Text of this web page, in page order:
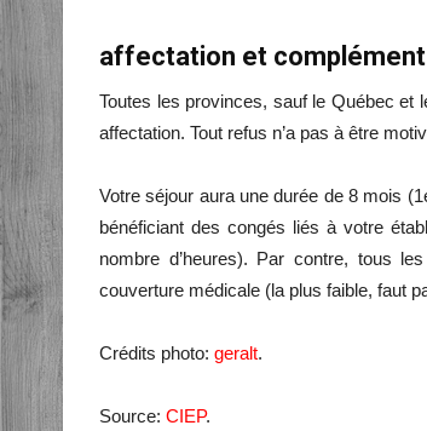
affectation et complément
Toutes les provinces, sauf le Québec et
affectation. Tout refus n’a pas à être
Votre séjour aura une durée de 8 mois
bénéficiant des congés liés à votre
nombre d’heures). Par contre, tous
couverture médicale (la plus faible, faut
Crédits photo: geralt.
Source: CIEP.